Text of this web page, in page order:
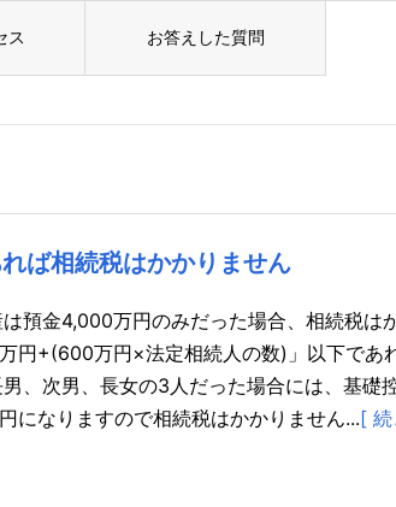
ス お答えした質問
ば相続税はかかりません
預金4,000万円のみだった場合、相続税は
円+(600万円×法定相続人の数)」以下であ
、次男、長女の3人だった場合には、基礎
なりますので相続税はかかりません...[